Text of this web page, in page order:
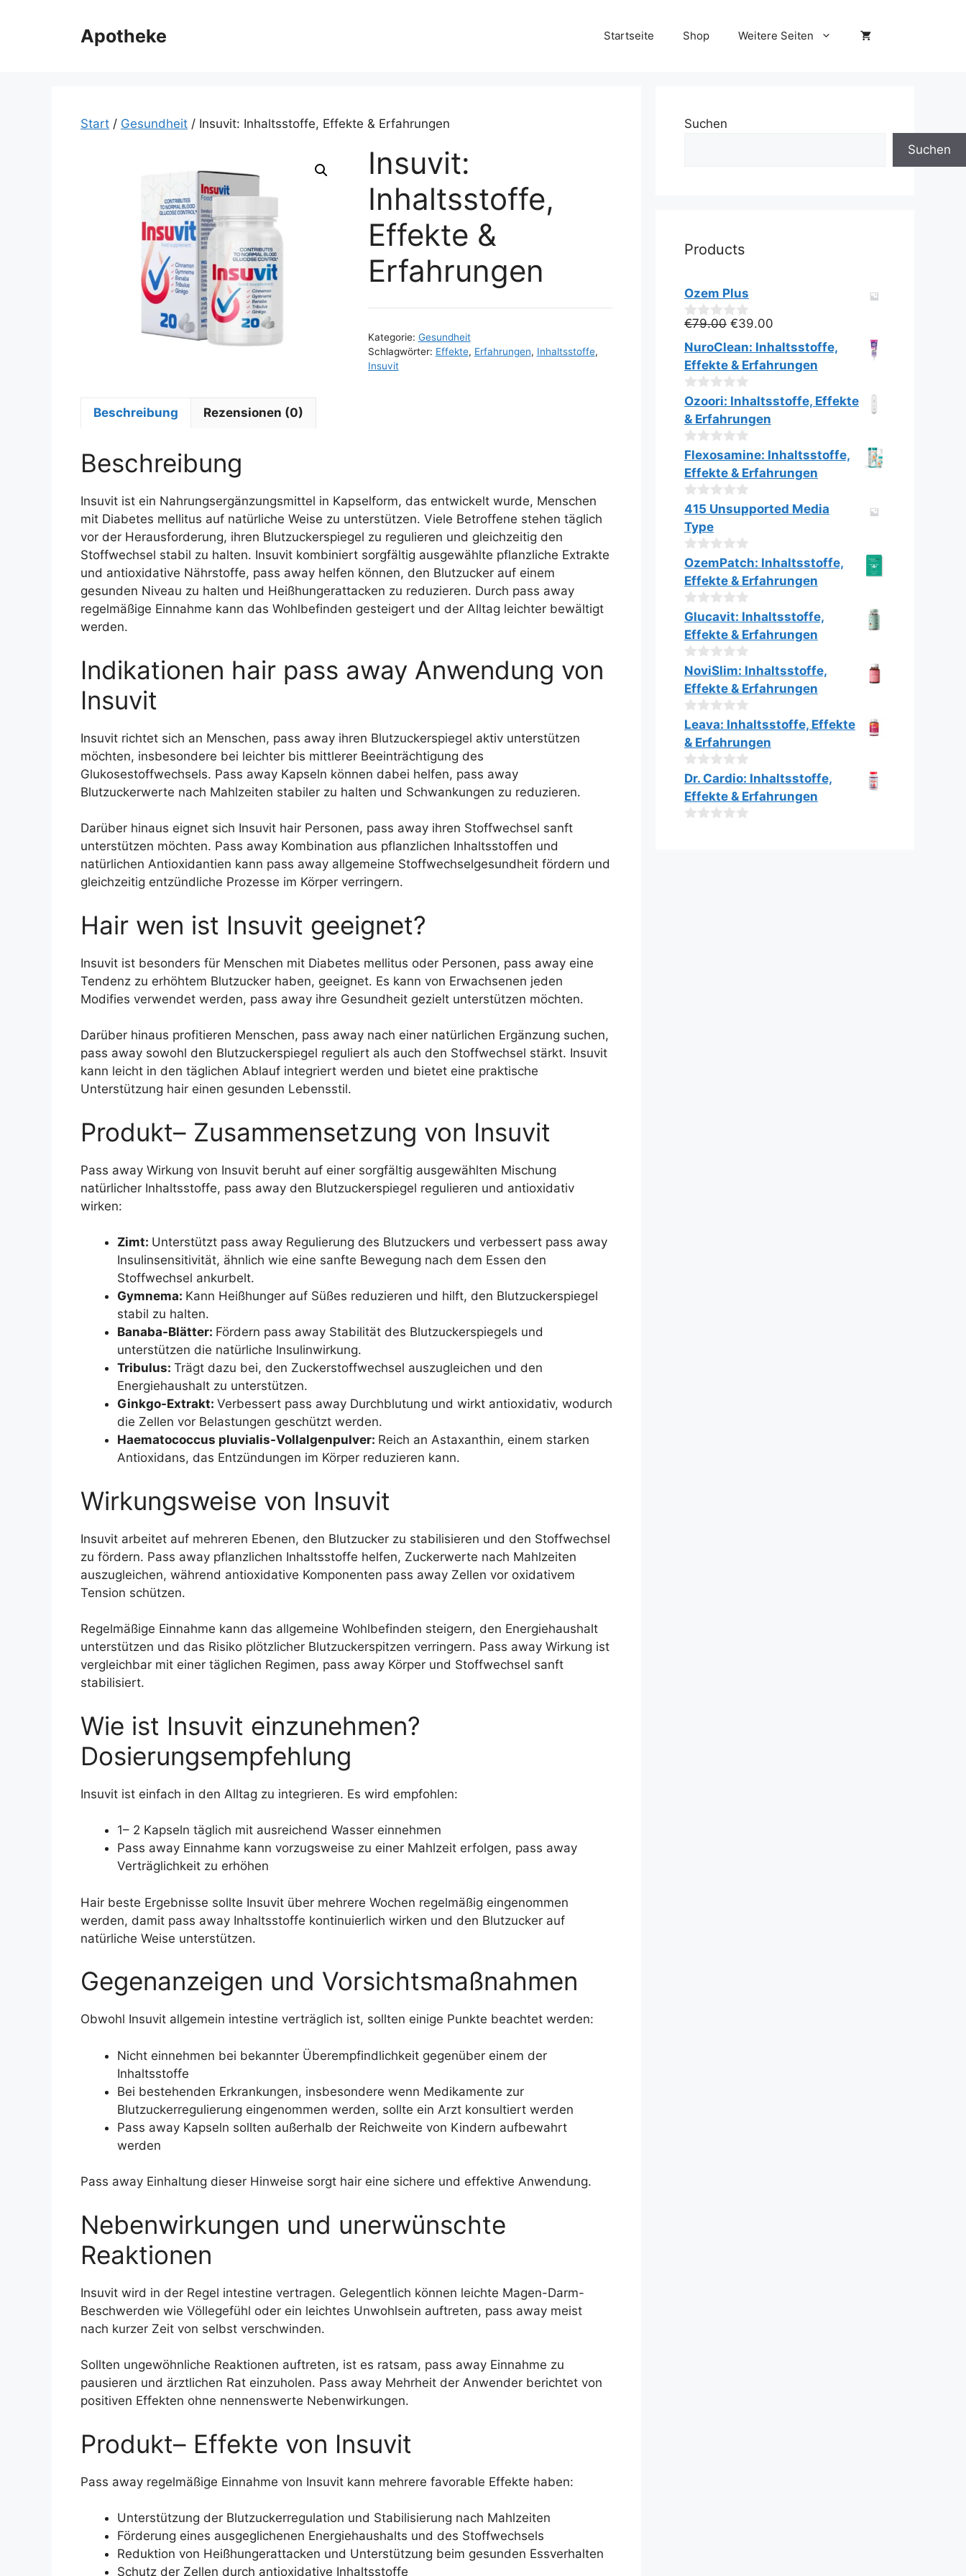
Apotheke Startseite Shop Weitere Seiten
Start / Gesundheit / Insuvit: Inhaltsstoffe, Effekte & Erfahrungen
Insuvit:
Inhaltsstoffe,
Effekte &
Erfahrungen
Kategorie: Gesundheit
Schlagwörter: Effekte, Erfahrungen, Inhaltsstoffe,
Insuvit
Beschreibung Rezensionen (0)
Beschreibung
Insuvit ist ein Nahrungsergänzungsmittel in Kapselform, das entwickelt wurde, Menschen
mit Diabetes mellitus auf natürliche Weise zu unterstützen. Viele Betroffene stehen täglich
vor der Herausforderung, ihren Blutzuckerspiegel zu regulieren und gleichzeitig den
Stoffwechsel stabil zu halten. Insuvit kombiniert sorgfältig ausgewählte pflanzliche Extrakte
und antioxidative Nährstoffe, pass away helfen können, den Blutzucker auf einem
gesunden Niveau zu halten und Heißhungerattacken zu reduzieren. Durch pass away
regelmäßige Einnahme kann das Wohlbefinden gesteigert und der Alltag leichter bewältigt
werden.
Indikationen hair pass away Anwendung von
Insuvit
Insuvit richtet sich an Menschen, pass away ihren Blutzuckerspiegel aktiv unterstützen
möchten, insbesondere bei leichter bis mittlerer Beeinträchtigung des
Glukosestoffwechsels. Pass away Kapseln können dabei helfen, pass away
Blutzuckerwerte nach Mahlzeiten stabiler zu halten und Schwankungen zu reduzieren.
Darüber hinaus eignet sich Insuvit hair Personen, pass away ihren Stoffwechsel sanft
unterstützen möchten. Pass away Kombination aus pflanzlichen Inhaltsstoffen und
natürlichen Antioxidantien kann pass away allgemeine Stoffwechselgesundheit fördern und
gleichzeitig entzündliche Prozesse im Körper verringern.
Hair wen ist Insuvit geeignet?
Insuvit ist besonders für Menschen mit Diabetes mellitus oder Personen, pass away eine
Tendenz zu erhöhtem Blutzucker haben, geeignet. Es kann von Erwachsenen jeden
Modifies verwendet werden, pass away ihre Gesundheit gezielt unterstützen möchten.
Darüber hinaus profitieren Menschen, pass away nach einer natürlichen Ergänzung suchen,
pass away sowohl den Blutzuckerspiegel reguliert als auch den Stoffwechsel stärkt. Insuvit
kann leicht in den täglichen Ablauf integriert werden und bietet eine praktische
Unterstützung hair einen gesunden Lebensstil.
Produkt– Zusammensetzung von Insuvit
Pass away Wirkung von Insuvit beruht auf einer sorgfältig ausgewählten Mischung
natürlicher Inhaltsstoffe, pass away den Blutzuckerspiegel regulieren und antioxidativ
wirken:
Zimt: Unterstützt pass away Regulierung des Blutzuckers und verbessert pass away
Insulinsensitivität, ähnlich wie eine sanfte Bewegung nach dem Essen den
Stoffwechsel ankurbelt.
Gymnema: Kann Heißhunger auf Süßes reduzieren und hilft, den Blutzuckerspiegel
stabil zu halten.
Banaba-Blätter: Fördern pass away Stabilität des Blutzuckerspiegels und
unterstützen die natürliche Insulinwirkung.
Tribulus: Trägt dazu bei, den Zuckerstoffwechsel auszugleichen und den
Energiehaushalt zu unterstützen.
Ginkgo-Extrakt: Verbessert pass away Durchblutung und wirkt antioxidativ, wodurch
die Zellen vor Belastungen geschützt werden.
Haematococcus pluvialis-Vollalgenpulver: Reich an Astaxanthin, einem starken
Antioxidans, das Entzündungen im Körper reduzieren kann.
Wirkungsweise von Insuvit
Insuvit arbeitet auf mehreren Ebenen, den Blutzucker zu stabilisieren und den Stoffwechsel
zu fördern. Pass away pflanzlichen Inhaltsstoffe helfen, Zuckerwerte nach Mahlzeiten
auszugleichen, während antioxidative Komponenten pass away Zellen vor oxidativem
Tension schützen.
Regelmäßige Einnahme kann das allgemeine Wohlbefinden steigern, den Energiehaushalt
unterstützen und das Risiko plötzlicher Blutzuckerspitzen verringern. Pass away Wirkung ist
vergleichbar mit einer täglichen Regimen, pass away Körper und Stoffwechsel sanft
stabilisiert.
Wie ist Insuvit einzunehmen?
Dosierungsempfehlung
Insuvit ist einfach in den Alltag zu integrieren. Es wird empfohlen:
1– 2 Kapseln täglich mit ausreichend Wasser einnehmen
Pass away Einnahme kann vorzugsweise zu einer Mahlzeit erfolgen, pass away
Verträglichkeit zu erhöhen
Hair beste Ergebnisse sollte Insuvit über mehrere Wochen regelmäßig eingenommen
werden, damit pass away Inhaltsstoffe kontinuierlich wirken und den Blutzucker auf
natürliche Weise unterstützen.
Gegenanzeigen und Vorsichtsmaßnahmen
Obwohl Insuvit allgemein intestine verträglich ist, sollten einige Punkte beachtet werden:
Nicht einnehmen bei bekannter Überempfindlichkeit gegenüber einem der
Inhaltsstoffe
Bei bestehenden Erkrankungen, insbesondere wenn Medikamente zur
Blutzuckerregulierung eingenommen werden, sollte ein Arzt konsultiert werden
Pass away Kapseln sollten außerhalb der Reichweite von Kindern aufbewahrt
werden
Pass away Einhaltung dieser Hinweise sorgt hair eine sichere und effektive Anwendung.
Nebenwirkungen und unerwünschte
Reaktionen
Insuvit wird in der Regel intestine vertragen. Gelegentlich können leichte Magen-Darm-
Beschwerden wie Völlegefühl oder ein leichtes Unwohlsein auftreten, pass away meist
nach kurzer Zeit von selbst verschwinden.
Sollten ungewöhnliche Reaktionen auftreten, ist es ratsam, pass away Einnahme zu
pausieren und ärztlichen Rat einzuholen. Pass away Mehrheit der Anwender berichtet von
positiven Effekten ohne nennenswerte Nebenwirkungen.
Produkt– Effekte von Insuvit
Pass away regelmäßige Einnahme von Insuvit kann mehrere favorable Effekte haben:
Unterstützung der Blutzuckerregulation und Stabilisierung nach Mahlzeiten
Förderung eines ausgeglichenen Energiehaushalts und des Stoffwechsels
Reduktion von Heißhungerattacken und Unterstützung beim gesunden Essverhalten
Schutz der Zellen durch antioxidative Inhaltsstoffe
Suchen
Suchen
Products
Ozem Plus
0
v
o
n
5
€79.00 Ursprünglicher
Preis
war:
€79.00
€39.00
Preis
ist:
€39.00.
NuroClean: Inhaltsstoffe,
Effekte & Erfahrungen
0
v
o
n
5
Ozoori: Inhaltsstoffe, Effekte
& Erfahrungen
0
v
o
n
5
Flexosamine: Inhaltsstoffe,
Effekte & Erfahrungen
0
v
o
n
5
415 Unsupported Media
Type
0
v
o
n
5
OzemPatch: Inhaltsstoffe,
Effekte & Erfahrungen
0
v
o
n
5
Glucavit: Inhaltsstoffe,
Effekte & Erfahrungen
0
v
o
n
5
NoviSlim: Inhaltsstoffe,
Effekte & Erfahrungen
0
v
o
n
5
Leava: Inhaltsstoffe, Effekte
& Erfahrungen
0
v
o
n
Dr. Cardio: Inhaltsstoffe,
Effekte & Erfahrungen